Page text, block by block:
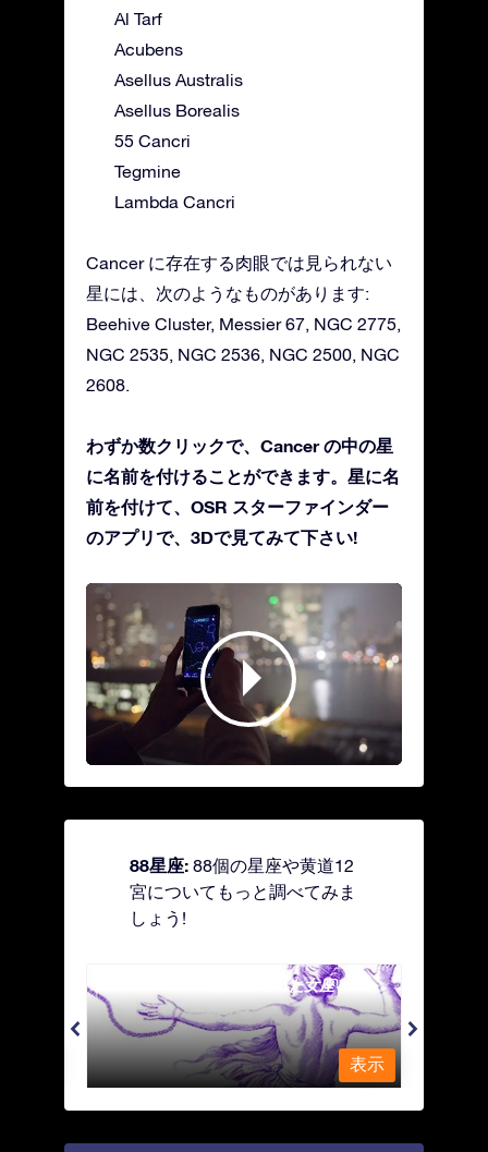
Al Tarf
Acubens
Asellus Australis
Asellus Borealis
55 Cancri
Tegmine
Lambda Cancri
Cancer に存在する肉眼では見られない
星には、次のようなものがあります:
Beehive Cluster, Messier 67, NGC 2775,
NGC 2535, NGC 2536, NGC 2500, NGC
2608.
わずか数クリックで、Cancer の中の星
に名前を付けることができます。星に名
前を付けて、OSR スターファインダー
のアプリで、3Dで見てみて下さい!
88星座: 88個の星座や黄道12
宮についてもっと調べてみま
しょう!
Andromeda - 鎖で縛られた女座
表示